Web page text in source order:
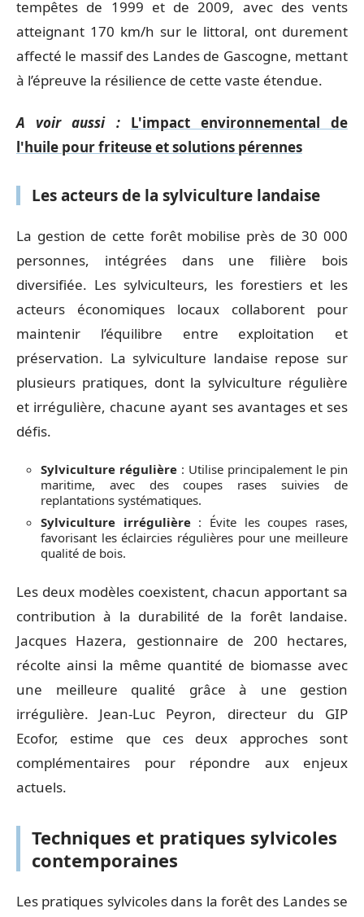
tempêtes de 1999 et de 2009, avec des vents
atteignant 170 km/h sur le littoral, ont durement
affecté le massif des Landes de Gascogne, mettant
à l’épreuve la résilience de cette vaste étendue.
A voir aussi :
L'impact environnemental de
l'huile pour friteuse et solutions pérennes
Les acteurs de la sylviculture landaise
La gestion de cette forêt mobilise près de 30 000
personnes, intégrées dans une filière bois
diversifiée. Les sylviculteurs, les forestiers et les
acteurs économiques locaux collaborent pour
maintenir l’équilibre entre exploitation et
préservation. La sylviculture landaise repose sur
plusieurs pratiques, dont la sylviculture régulière
et irrégulière, chacune ayant ses avantages et ses
défis.
Sylviculture régulière : Utilise principalement le pin
maritime, avec des coupes rases suivies de
replantations systématiques.
Sylviculture irrégulière: Évite les coupes rases,
favorisant les éclaircies régulières pour une meilleure
qualité de bois.
Les deux modèles coexistent, chacun apportant sa
contribution à la durabilité de la forêt landaise.
Jacques Hazera, gestionnaire de 200 hectares,
récolte ainsi la même quantité de biomasse avec
une meilleure qualité grâce à une gestion
irrégulière. Jean-Luc Peyron, directeur du GIP
Ecofor, estime que ces deux approches sont
complémentaires pour répondre aux enjeux
actuels.
Techniques et pratiques sylvicoles
contemporaines
Les pratiques sylvicoles dans la forêt des Landes se